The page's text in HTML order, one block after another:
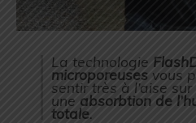
La technologie
microporeuses vous
sentir très à l’aise
une absorbtion de
totale.